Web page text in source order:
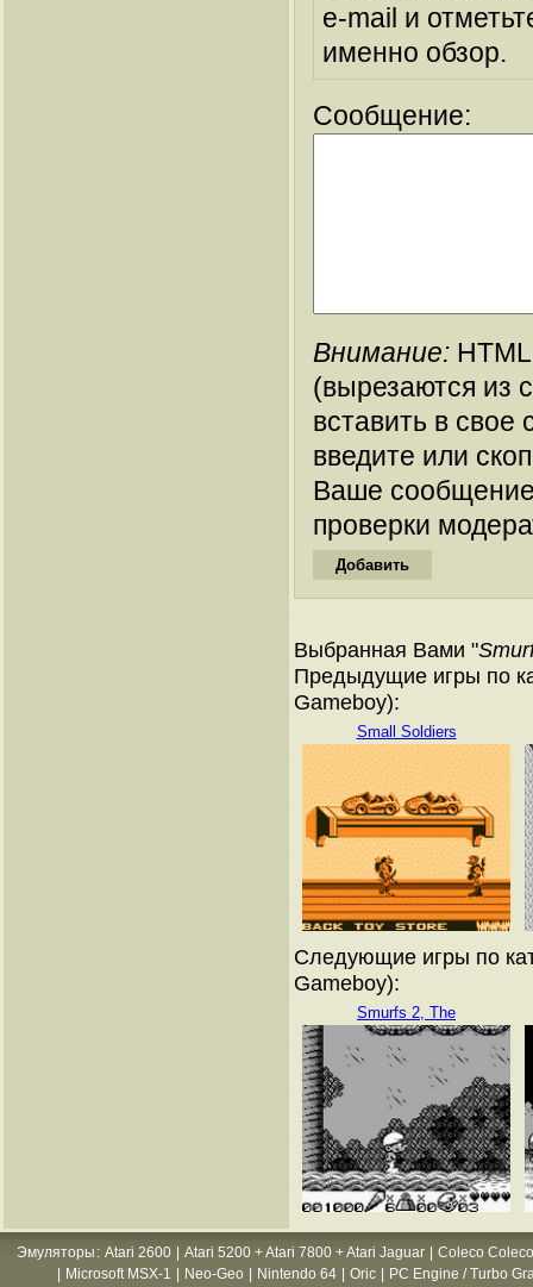
e-mail и
именно обзор.
Сообщение:
Внимание:
(вырезаются из
вставить в
введите или
Ваше
проверки
Выбранная Вами "
Предыдущие игры по
Gameboy):
Small Soldiers
Следующие игры по
Gameboy):
Smurfs 2, The
Эмуляторы : Atari 2600 Atari 5200 + Atari 7800 + Atari Jaguar
Coleco
Microsoft MSX-1 Neo-Geo Nintendo 64 Oric PC Engine / Turbo